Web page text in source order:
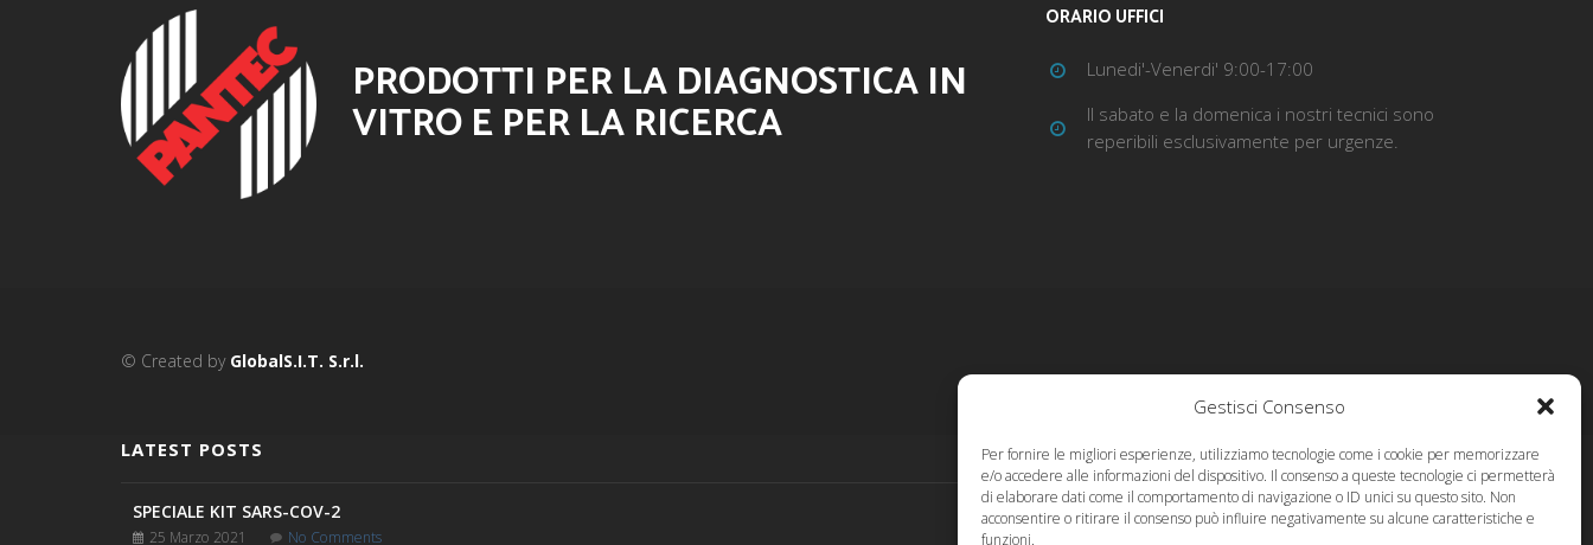
Gestisci Consenso
Per fornire le migliori esperienze, utilizziamo tecnologie come i cookie per memorizzare
e/o accedere alle informazioni del dispositivo. Il consenso a queste tecnologie ci permetterà
di elaborare dati come il comportamento di navigazione o ID unici su questo sito. Non
acconsentire o ritirare il consenso può influire negativamente su alcune caratteristiche e
funzioni.
PRODOTTI PER LA DIAGNOSTICA IN
VITRO E PER LA RICERCA
ORARIO UFFICI
Lunedi'-Venerdi' 9:00-17:00
Il sabato e la domenica i nostri tecnici sono
reperibili esclusivamente per urgenze.
© Created by GlobalS.I.T. S.r.l.
LATEST POSTS
SPECIALE KIT SARS-COV-2
25 Marzo 2021 No Comments